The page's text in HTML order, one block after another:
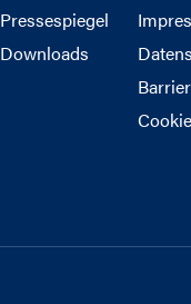
Pressespiegel
Downloads